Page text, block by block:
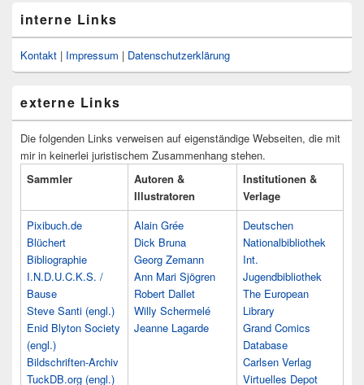
interne Links
Kontakt | Impressum | Datenschutzerklärung
externe Links
Die folgenden Links verweisen auf eigenständige Webseiten, die mit
mir in keinerlei juristischem Zusammenhang stehen.
Sammler
Autoren &
Illustratoren
Institutionen &
Verlage
Pixibuch.de
Blüchert
Bibliographie
I.N.D.U.C.K.S. /
Bause
Steve Santi (engl.)
Enid Blyton Society
(engl.)
Bildschriften-Archiv
TuckDB.org (engl.)
Alain Grée
Dick Bruna
Georg Zemann
Ann Mari Sjögren
Robert Dallet
Willy Schermelé
Jeanne Lagarde
Deutschen
Nationalbibliothek
Int.
Jugendbibliothek
The European
Library
Grand Comics
Database
Carlsen Verlag
Virtuelles Depot